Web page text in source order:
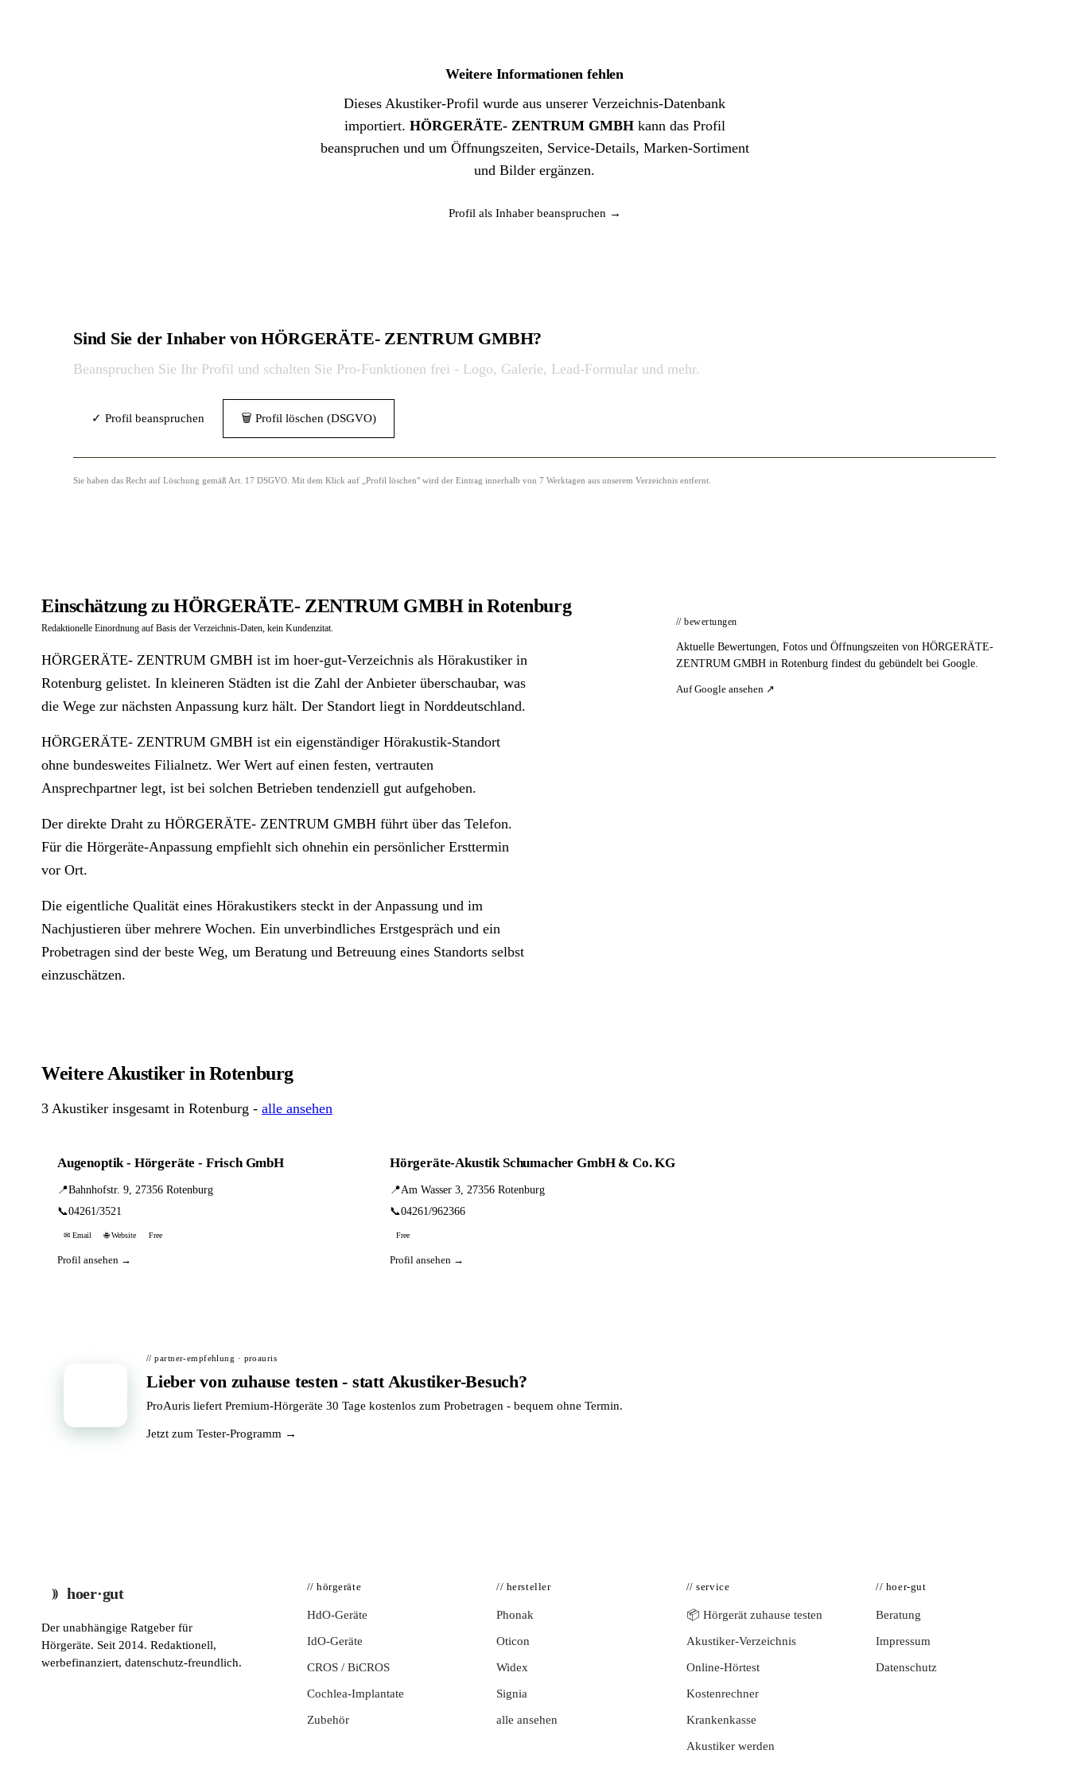
Weitere Informationen fehlen
Dieses Akustiker-Profil wurde aus unserer Verzeichnis-Datenbank
importiert. HÖRGERÄTE- ZENTRUM GMBHkann das Profil
beanspruchen und um Öffnungszeiten, Service-Details, Marken-Sortiment
und Bilder ergänzen.
Profil als Inhaber beanspruchen →
Sind Sie der Inhaber von HÖRGERÄTE- ZENTRUM GMBH?
Beanspruchen Sie Ihr Profil und schalten Sie Pro-Funktionen frei - Logo, Galerie, Lead-Formular und mehr.
✓ Profil beanspruchen 🗑 Profil löschen (DSGVO)
Sie haben das Recht auf Löschung gemäß Art. 17 DSGVO. Mit dem Klick auf „Profil löschen" wird der Eintrag innerhalb von 7 Werktagen aus unserem Verzeichnis entfernt.
Einschätzung zu HÖRGERÄTE- ZENTRUM GMBH in Rotenburg
Redaktionelle Einordnung auf Basis der Verzeichnis-Daten, kein Kundenzitat.
HÖRGERÄTE- ZENTRUM GMBH ist im hoer-gut-Verzeichnis als Hörakustiker in
Rotenburg gelistet. In kleineren Städten ist die Zahl der Anbieter überschaubar, was
die Wege zur nächsten Anpassung kurz hält. Der Standort liegt in Norddeutschland.
HÖRGERÄTE- ZENTRUM GMBH ist ein eigenständiger Hörakustik-Standort
ohne bundesweites Filialnetz. Wer Wert auf einen festen, vertrauten
Ansprechpartner legt, ist bei solchen Betrieben tendenziell gut aufgehoben.
Der direkte Draht zu HÖRGERÄTE- ZENTRUM GMBH führt über das Telefon.
Für die Hörgeräte-Anpassung empfiehlt sich ohnehin ein persönlicher Ersttermin
vor Ort.
Die eigentliche Qualität eines Hörakustikers steckt in der Anpassung und im
Nachjustieren über mehrere Wochen. Ein unverbindliches Erstgespräch und ein
Probetragen sind der beste Weg, um Beratung und Betreuung eines Standorts selbst
einzuschätzen.
// bewertungen
Aktuelle Bewertungen, Fotos und Öffnungszeiten von HÖRGERÄTE-
ZENTRUM GMBH in Rotenburg findest du gebündelt bei Google.
Auf Google ansehen ↗
Weitere Akustiker in Rotenburg
3 Akustiker insgesamt in Rotenburg - alle ansehen
Augenoptik - Hörgeräte - Frisch GmbH
📍Bahnhofstr. 9, 27356 Rotenburg
📞04261/3521
✉ Email 🌐 Website Free
Profil ansehen →
Hörgeräte-Akustik Schumacher GmbH & Co. KG
📍Am Wasser 3, 27356 Rotenburg
📞04261/962366
Free
Profil ansehen →
// partner-empfehlung · proauris
Lieber von zuhause testen - statt Akustiker-Besuch?
ProAuris liefert Premium-Hörgeräte 30 Tage kostenlos zum Probetragen - bequem ohne Termin.
Jetzt zum Tester-Programm →
hoer·gut
Der unabhängige Ratgeber für
Hörgeräte. Seit 2014. Redaktionell,
werbefinanziert, datenschutz-freundlich.
// hörgeräte
HdO-Geräte
IdO-Geräte
CROS / BiCROS
Cochlea-Implantate
Zubehör
// hersteller
Phonak
Oticon
Widex
Signia
alle ansehen
// service
📦 Hörgerät zuhause testen
Akustiker-Verzeichnis
Online-Hörtest
Kostenrechner
Krankenkasse
Akustiker werden
// hoer-gut
Beratung
Impressum
Datenschutz